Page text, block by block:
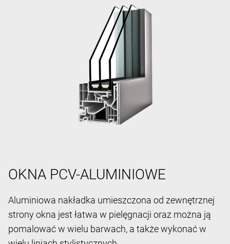
OKNA PCV-ALUMINIOWE
Aluminiowa nakładka umieszczona od zewnętrznej
strony okna jest łatwa w pielęgnacji oraz można ją
pomalować w wielu barwach, a także wykonać w